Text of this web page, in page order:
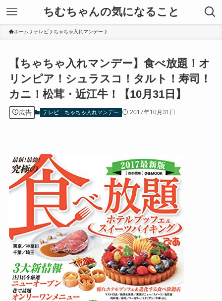
ちむちゃんの気になること
ホーム テレビ ちゃちゃ入れマンデー
【ちゃちゃ入れマンデー】食べ放題！オ
リンピア！シュラスコ！タルト！寿司！
カニ！松茸・近江牛！【10月31日】
広告 テレビ ちゃちゃ入れマンデー 2017年10月31日